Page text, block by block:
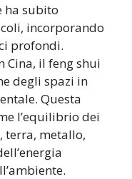
ha subito
incorporando
profondi.
il feng shui
degli spazi in
Questa
l’equilibrio dei
terra, metallo,